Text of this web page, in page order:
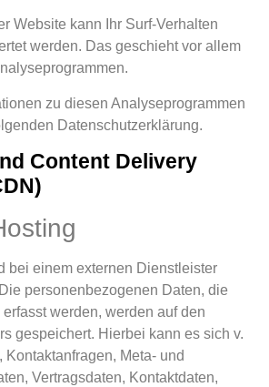
Website kann Ihr Surf-Verhalten
werden. Das geschieht vor allem
zu diesen Analyseprogrammen
Datenschutzerklärung.
Content Delivery
bei einem externen Dienstleister
personenbezogenen Daten, die
werden, werden auf den
gespeichert. Hierbei kann es sich v.
Kontaktanfragen, Meta- und
Vertragsdaten, Kontaktdaten,